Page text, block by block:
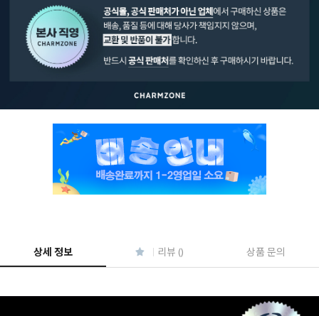
상세 정보 리뷰 () 상품 문의